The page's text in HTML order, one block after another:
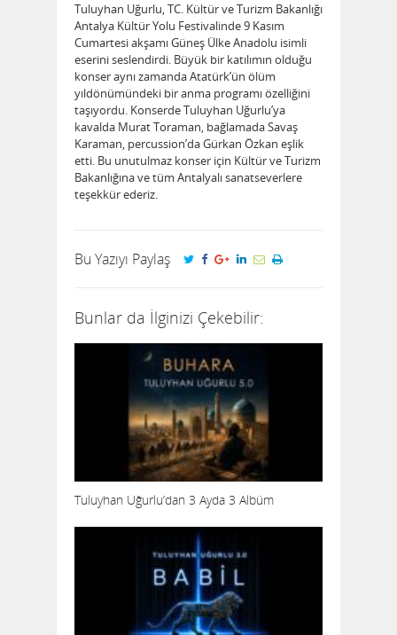
Tuluyhan Uğurlu, TC. Kültür ve Turizm Bakanlığı
Antalya Kültür Yolu Festivalinde 9 Kasım
Cumartesi akşamı Güneş Ülke Anadolu isimli
eserini seslendirdi. Büyük bir katılımın olduğu
konser aynı zamanda Atatürk’ün ölüm
yıldönümündeki bir anma programı özelliğini
taşıyordu. Konserde Tuluyhan Uğurlu’ya
kavalda Murat Toraman, bağlamada Savaş
Karaman, percussion’da Gürkan Özkan eşlik
etti. Bu unutulmaz konser için Kültür ve Turizm
Bakanlığına ve tüm Antalyalı sanatseverlere
teşekkür ederiz.
Bu Yazıyı Paylaş
Bunlar da İlginizi Çekebilir:
Tuluyhan Uğurlu’dan 3 Ayda 3 Albüm